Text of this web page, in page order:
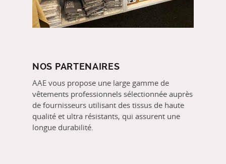
NOS PARTENAIRES
AAE vous propose une large gamme de
vêtements professionnels sélectionnée auprès
de fournisseurs utilisant des tissus de haute
qualité et ultra résistants, qui assurent une
longue durabilité.